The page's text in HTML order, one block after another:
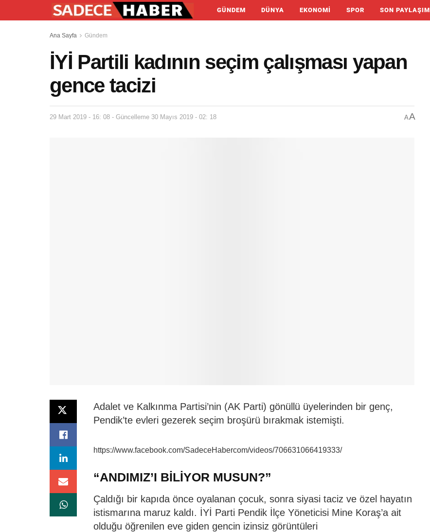
GÜNDEM DÜNYA EKONOMI SPOR SON PAYLAŞIM
Ana Sayfa Gündem
İYİ Partili kadının seçim çalışması yapan
gence tacizi
29 Mart 2019 - 16: 08 - Güncelleme 30 Mayıs 2019 - 02: 18 AA
Adalet ve Kalkınma Partisi’nin (AK Parti) gönüllü üyelerinden bir genç,
Pendik’te evleri gezerek seçim broşürü bırakmak istemişti.
https://www.facebook.com/SadeceHabercom/videos/706631066419333/
“ANDIMIZ’I BİLİYOR MUSUN?”
Çaldığı bir kapıda önce oyalanan çocuk, sonra siyasi taciz ve özel hayatın
istismarına maruz kaldı. İYİ Parti Pendik İlçe Yöneticisi Mine Koraş’a ait
olduğu öğrenilen eve giden gencin izinsiz görüntüleri